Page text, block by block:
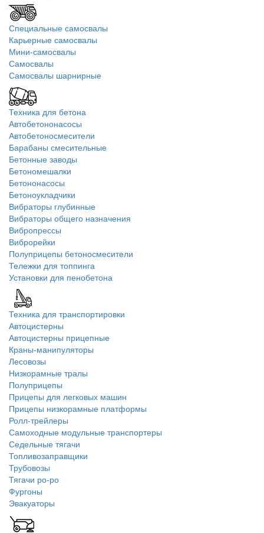
Специальные самосвалы
Карьерные самосвалы
Мини-самосвалы
Самосвалы
Самосвалы шарнирные
Техника для бетона
Автобетононасосы
Автобетоносмесители
Барабаны смесительные
Бетонные заводы
Бетономешалки
Бетононасосы
Бетоноукладчики
Вибраторы глубинные
Вибраторы общего назначения
Вибропрессы
Виброрейки
Полуприцепы бетоносмесители
Тележки для топпинга
Установки для пенобетона
Техника для транспортировки
Автоцистерны
Автоцистерны прицепные
Краны-манипуляторы
Лесовозы
Низкорамные тралы
Полуприцепы
Прицепы для легковых машин
Прицепы низкорамные платформы
Ролл-трейлеры
Самоходные модульные транспортеры
Седельные тягачи
Топливозаправщики
Трубовозы
Тягачи ро-ро
Фургоны
Эвакуаторы